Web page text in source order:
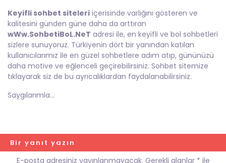
Keyifli sohbet siteleri içerisinde varlığını gösteren ve
kalitesini günden güne daha da arttıran
wWw.SohbetiBoL.NeT adresi ile, en keyifli ve bol sohbetleri
sizlere sunuyoruz. Türkiyenin dört bir yanından katılan
kullanıcılarımız ile en güzel sohbetlere adım atıp, gününüzü
daha motive ve eğlenceli geçirebilirsiniz. Sohbet sitemize
tıklayarak siz de bu ayrıcalıklardan faydalanabilirsiniz.
Saygılarımla…
Bir yanıt yazın
E-posta adresiniz yayınlanmayacak. Gerekli alanlar * ile